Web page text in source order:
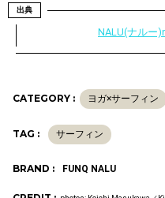
出典
NALU(ナルー
CATEGORY : ヨガ×サーフィン
TAG : サーフィン
BRAND : FUNQ NALU